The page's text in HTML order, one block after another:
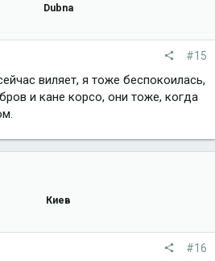
Dubna
#15
виляет, я тоже беспокоилась,
и кане корсо, они тоже, когда
Киев
#16